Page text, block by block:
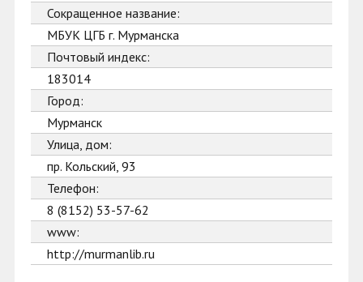
Сокращенное название:
МБУК ЦГБ г. Мурманска
Почтовый индекс:
183014
Город:
Мурманск
Улица, дом:
пр. Кольский, 93
Телефон:
8 (8152) 53-57-62
www:
http://murmanlib.ru